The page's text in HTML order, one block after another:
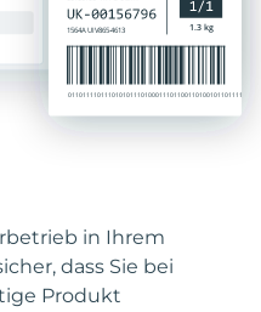
in Ihrem
dass Sie bei
Produkt